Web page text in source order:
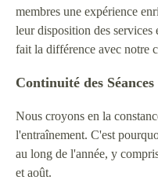
membres une expérience
leur disposition des
fait la différence avec notre
Continuité des
Nous croyons en la
l'entraînement. C'est
au long de l'année, y
et août.